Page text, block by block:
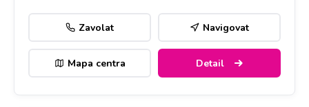
Zavolat Navigovat
Mapa centra Detail